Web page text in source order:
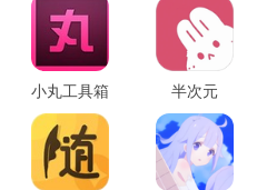
小丸工具箱 半次元